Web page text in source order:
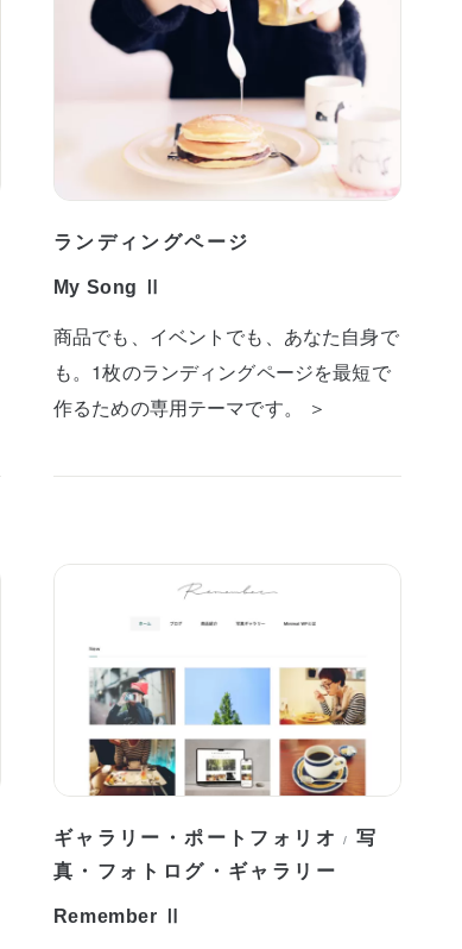
ランディングページ
My Song Ⅱ
商品でも、イベントでも、あなた自身で
も。1枚のランディングページを最短で
作るための専用テーマです。 ＞
ギャラリー・ポートフォリオ /写
真・フォトログ・ギャラリー
Remember Ⅱ